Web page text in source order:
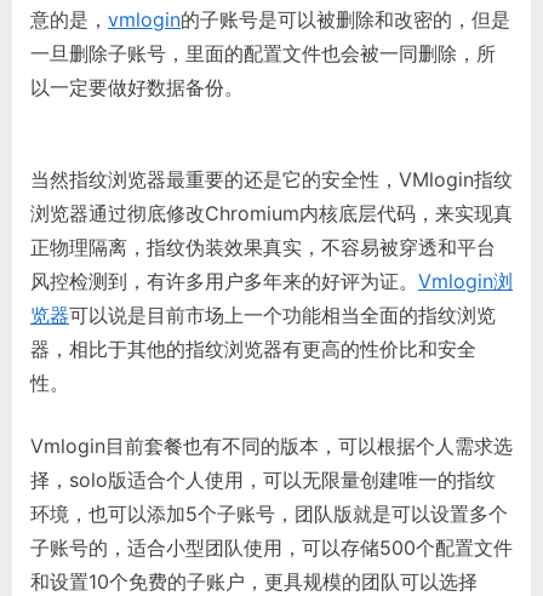
意的是， vmlogin的子账号是可以被删除和改密的，但是
一旦删除子账号，里面的配置文件也会被一同删除，所
以一定要做好数据备份。
当然指纹浏览器最重要的还是它的安全性，VMlogin指纹
浏览器通过彻底修改Chromium内核底层代码，来实现真
正物理隔离，指纹伪装效果真实，不容易被穿透和平台
风控检测到，有许多用户多年来的好评为证。 Vmlogin浏
览器可以说是目前市场上一个功能相当全面的指纹浏览
器，相比于其他的指纹浏览器有更高的性价比和安全
性。
Vmlogin目前套餐也有不同的版本，可以根据个人需求选
择，solo版适合个人使用，可以无限量创建唯一的指纹
环境，也可以添加5个子账号，团队版就是可以设置多个
子账号的，适合小型团队使用，可以存储500个配置文件
和设置10个免费的子账户，更具规模的团队可以选择